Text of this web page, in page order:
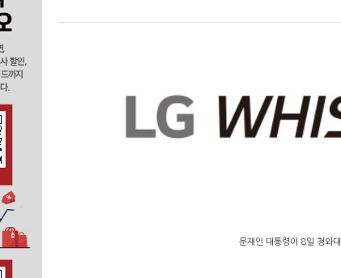
문재인 대통령이 8일 청와